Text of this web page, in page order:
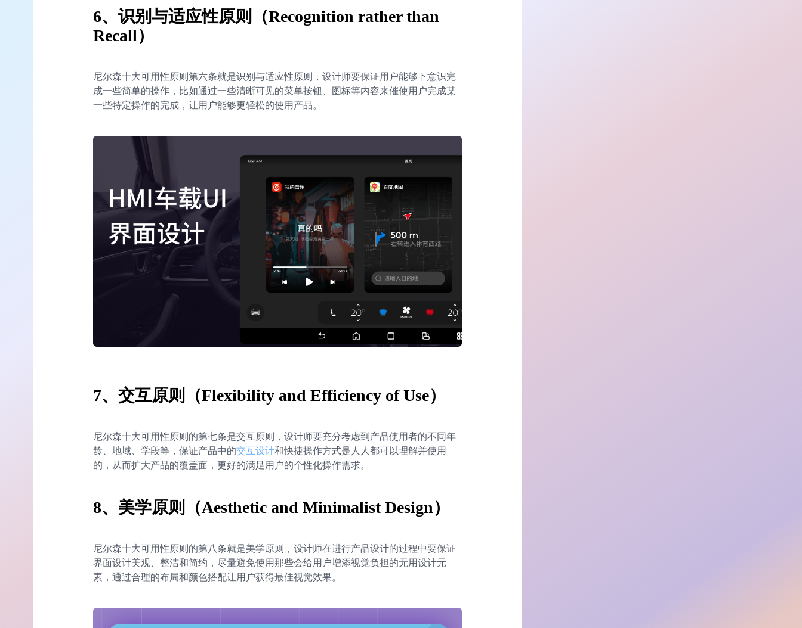
6、识别与适应性原则（Recognition rather than
Recall）
尼尔森十大可用性原则第六条就是识别与适应性原则，设计师要保证用户能够下意识完
成一些简单的操作，比如通过一些清晰可见的菜单按钮、图标等内容来催使用户完成某
一些特定操作的完成，让用户能够更轻松的使用产品。
7、交互原则（Flexibility and Efficiency of Use）
尼尔森十大可用性原则的第七条是交互原则，设计师要充分考虑到产品使用者的不同年
龄、地域、学段等，保证产品中的交互设计和快捷操作方式是人人都可以理解并使用
的，从而扩大产品的覆盖面，更好的满足用户的个性化操作需求。
8、美学原则（Aesthetic and Minimalist Design）
尼尔森十大可用性原则的第八条就是美学原则，设计师在进行产品设计的过程中要保证
界面设计美观、整洁和简约，尽量避免使用那些会给用户增添视觉负担的无用设计元
素，通过合理的布局和颜色搭配让用户获得最佳视觉效果。